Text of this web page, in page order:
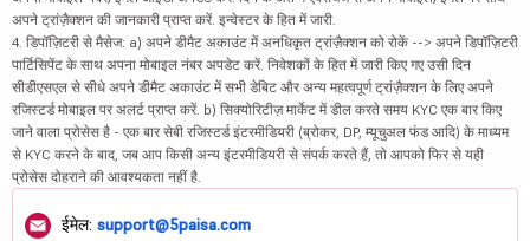
अपने ट्रांज़ैक्शन की जानकारी प्राप्त करें. इन्वेस्टर के हित में जारी.
4. डिपॉज़िटरी से मैसेज: a) अपने डीमैट अकाउंट में अनधिकृत ट्रांज़ैक्शन को रोकें --> अपने डिपॉज़िटरी
पार्टिसिपेंट के साथ अपना मोबाइल नंबर अपडेट करें. निवेशकों के हित में जारी किए गए उसी दिन
सीडीएसएल से सीधे अपने डीमैट अकाउंट में सभी डेबिट और अन्य महत्वपूर्ण ट्रांज़ैक्शन के लिए अपने
रजिस्टर्ड मोबाइल पर अलर्ट प्राप्त करें. b) सिक्योरिटीज़ मार्केट में डील करते समय KYC एक बार किए
जाने वाला प्रोसेस है - एक बार सेबी रजिस्टर्ड इंटरमीडियरी (ब्रोकर, DP, म्यूचुअल फंड आदि) के माध्यम
से KYC करने के बाद, जब आप किसी अन्य इंटरमीडियरी से संपर्क करते हैं, तो आपको फिर से यही
प्रोसेस दोहराने की आवश्यकता नहीं है.
ईमेल: support@5paisa.com